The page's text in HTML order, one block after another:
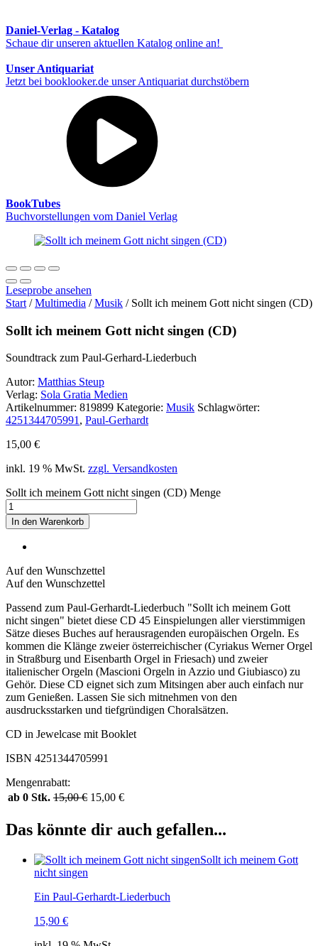
Daniel-Verlag - Katalog
Schaue dir unseren aktuellen Katalog online an!
Unser Antiquariat
Jetzt bei booklooker.de unser Antiquariat durchstöbern
BookTubes
Buchvorstellungen vom Daniel Verlag
Leseprobe ansehen
Start /Multimedia /Musik / Sollt ich meinem Gott nicht singen (CD)
Sollt ich meinem Gott nicht singen (CD)
Soundtrack zum Paul-Gerhard-Liederbuch
Autor: Matthias Steup
Verlag: Sola Gratia Medien
Artikelnummer: 819899 Kategorie: Musik Schlagwörter:
4251344705991, Paul-Gerhardt
15,00 €
inkl. 19 % MwSt. zzgl. Versandkosten
Sollt ich meinem Gott nicht singen (CD) Menge
In den Warenkorb
Auf den Wunschzettel
Auf den Wunschzettel
Passend zum Paul-Gerhardt-Liederbuch "Sollt ich meinem Gott
nicht singen" bietet diese CD 45 Einspielungen aller vierstimmigen
Sätze dieses Buches auf herausragenden europäischen Orgeln. Es
kommen die Klänge zweier österreichischer (Cyriakus Werner Orgel
in Straßburg und Eisenbarth Orgel in Friesach) und zweier
italienischer Orgeln (Mascioni Orgeln in Azzio und Giubiasco) zu
Gehör. Diese CD eignet sich zum Mitsingen aber auch einfach nur
zum Genießen. Lassen Sie sich mitnehmen von den
ausdrucksstarken und tiefgründigen Choralsätzen.
CD in Jewelcase mit Booklet
ISBN 4251344705991
Mengenrabatt:
ab 0 Stk. 15,00€ 15,00 €
Das könnte dir auch gefallen...
Sollt ich meinem Gott
nicht singen
Ein Paul-Gerhardt-Liederbuch
15,90 €